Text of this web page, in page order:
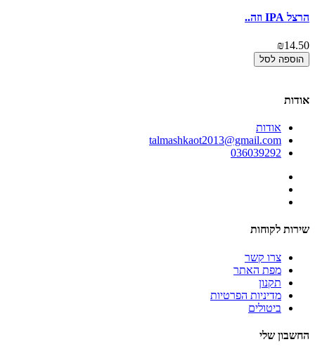
הרצל IPA וזה..
₪14.50
הוספה לסל
אודות
אודות
talmashkaot2013@gmail.com
036039292
שירות לקוחות
צרו קשר
מפת האתר
תקנון
מדיניות הפרטיות
ביטולים
החשבון שלי